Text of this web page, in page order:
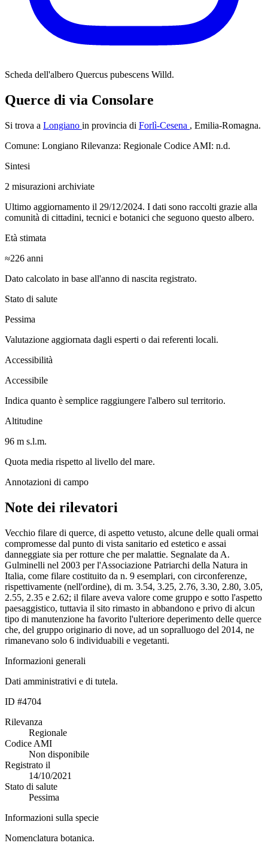
Scheda dell'albero Quercus pubescens Willd.
Querce di via Consolare
Si trova a Longiano in provincia di Forlì-Cesena , Emilia-Romagna.
Comune: Longiano Rilevanza: Regionale Codice AMI: n.d.
Sintesi
2 misurazioni archiviate
Ultimo aggiornamento il 29/12/2024. I dati sono raccolti grazie alla
comunità di cittadini, tecnici e botanici che seguono questo albero.
Età stimata
≈226 anni
Dato calcolato in base all'anno di nascita registrato.
Stato di salute
Pessima
Valutazione aggiornata dagli esperti o dai referenti locali.
Accessibilità
Accessibile
Indica quanto è semplice raggiungere l'albero sul territorio.
Altitudine
96 m s.l.m.
Quota media rispetto al livello del mare.
Annotazioni di campo
Note dei rilevatori
Vecchio filare di querce, di aspetto vetusto, alcune delle quali ormai
compromesse dal punto di vista sanitario ed estetico e assai
danneggiate sia per rotture che per malattie. Segnalate da A.
Gulminelli nel 2003 per l'Associazione Patriarchi della Natura in
Italia, come filare costituito da n. 9 esemplari, con circonferenze,
rispettivamente (nell'ordine), di m. 3.54, 3.25, 2.76, 3.30, 2.80, 3.05,
2.55, 2.35 e 2.62; il filare aveva valore come gruppo e sotto l'aspetto
paesaggistico, tuttavia il sito rimasto in abbandono e privo di alcun
tipo di manutenzione ha favorito l'ulteriore deperimento delle querce
che, del gruppo originario di nove, ad un sopralluogo del 2014, ne
rimanevano solo 6 individuabili e vegetanti.
Informazioni generali
Dati amministrativi e di tutela.
ID #4704
Rilevanza
Regionale
Codice AMI
Non disponibile
Registrato il
14/10/2021
Stato di salute
Pessima
Informazioni sulla specie
Nomenclatura botanica.